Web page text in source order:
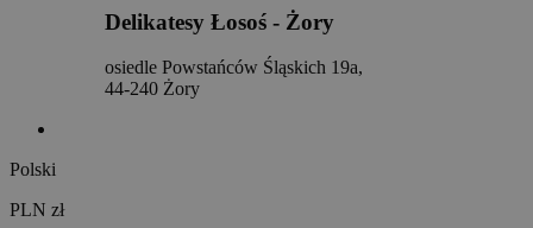
Delikatesy Łosoś - Żory
osiedle Powstańców Śląskich 19a,
44-240 Żory
Polski
PLN zł